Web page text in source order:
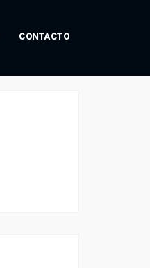
CONTACTO